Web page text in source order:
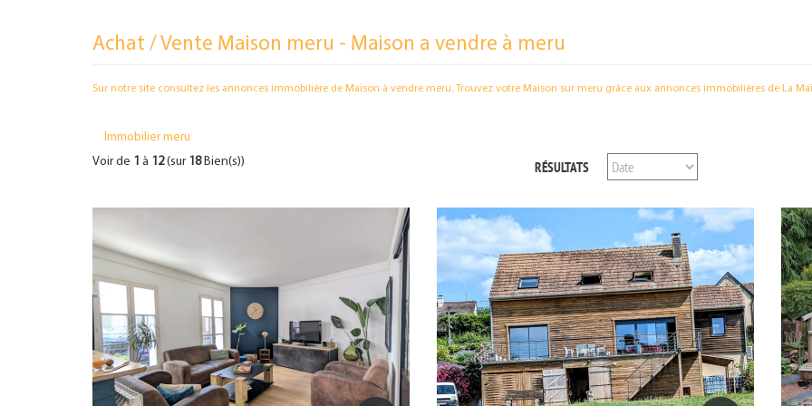
Achat / Vente Maison meru - Maison a vendre à meru
Sur notre site consultez les annonces immobilière de Maison à vendre meru. Trouvez votre Maison sur meru grâce aux annonces immobilières de La
Immobilier meru
Voir de 1 à 12(sur 18Bien(s)) RÉSULTATS